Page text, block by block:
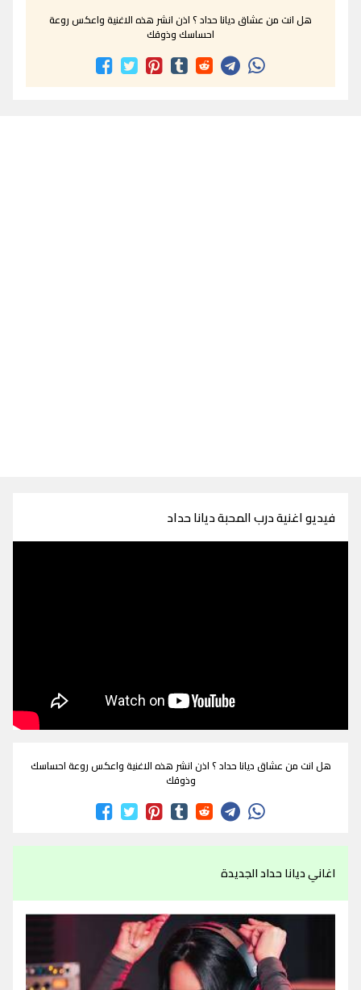
هل انت من عشاق ديانا حداد ؟ اذن انشر هذه الاغنية واعكس روعة
احساسك وذوقك
فيديو اغنية درب المحبة ديانا حداد
هل انت من عشاق ديانا حداد ؟ اذن انشر هذه الاغنية واعكس روعة احساسك
وذوقك
اغاني ديانا حداد الجديدة